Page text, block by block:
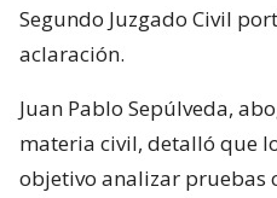
Segundo Juzgado Civil
aclaración.
Juan Pablo Sepúlveda,
materia civil, detalló que
objetivo analizar pruebas